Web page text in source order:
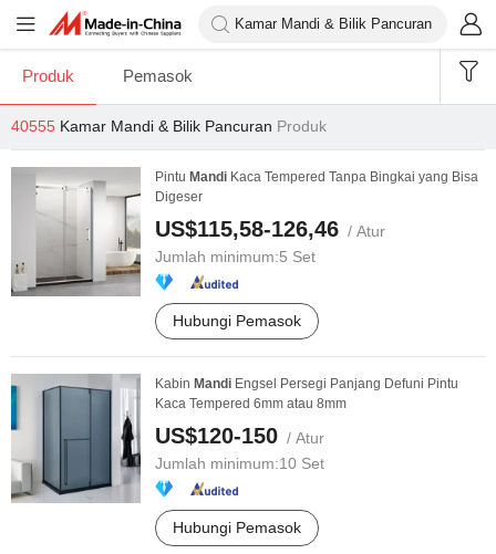
Produk Pemasok
40555 Kamar Mandi & Bilik Pancuran Produk
Pintu Mandi Kaca Tempered Tanpa Bingkai yang Bisa
Digeser
US$115,58-126,46 / Atur
Jumlah minimum:5 Set
Hubungi Pemasok
Kabin Mandi Engsel Persegi Panjang Defuni Pintu
Kaca Tempered 6mm atau 8mm
US$120-150 / Atur
Jumlah minimum:10 Set
Hubungi Pemasok